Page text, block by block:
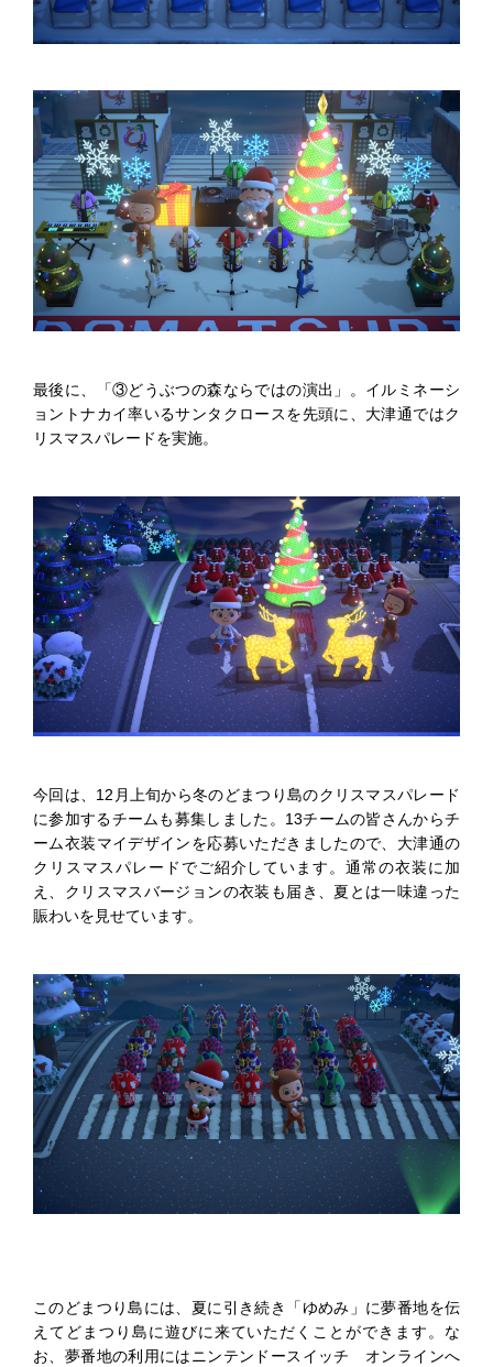
最後に、「③どうぶつの森ならではの演出」。イルミネーシ
ョントナカイ率いるサンタクロースを先頭に、大津通ではク
リスマスパレードを実施。
今回は、12月上旬から冬のどまつり島のクリスマスパレード
に参加するチームも募集しました。13チームの皆さんからチ
ーム衣装マイデザインを応募いただきましたので、大津通の
クリスマスパレードでご紹介しています。通常の衣装に加
え、クリスマスバージョンの衣装も届き、夏とは一味違った
賑わいを見せています。
このどまつり島には、夏に引き続き「ゆめみ」に夢番地を伝
えてどまつり島に遊びに来ていただくことができます。な
お、夢番地の利用にはニンテンドースイッチ オンラインへ